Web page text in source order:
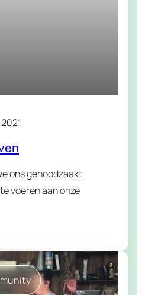
ons genoodzaakt
voeren aan onze